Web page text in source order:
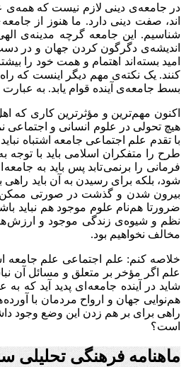
در جامعه‌ی دینی لازم نیست که همه‌ی
اند، صفت دینی دارد. ما هنوز از
شناسیم. این جامعه گرچه مدینه‌ی
اندیشه‌ی دگرگون کردن جهان و در
امید بسته اند اهتمام و همت خود را
کنند. یک نکته‌ی مهم دیگر اینست که
بسط جامعه‌ی آینده قوام یابد. به
اکنون مهم‌ترین و مؤثرترین کاری که
هیچ تحولی در علوم انسانی و اجتماعی
با تقدم علم اجتماعی جامعه اشتباه
طرح را متفکران اسلامی باید با توجه
فرمانی را برنمی تابد پس باید به
شود، بلکه برای رسیدن به آن باید
بیرون شدن و گذشت در صورتی ممکن
ضرورتا هم‌نام علوم موجود هم نباید
نظم و شیوه‌ی زندگی موجود و ارزش های
مخالف نخواهیم بود.
خلاصه کنم: علم اجتماعی علم جامعه
علم اگر مؤخر بر متعلق و مسائل آن
شاید در آینده جامعه ای پدید آید که
هم‌نوایی جهان و ارواح مردمان با
راهی برای بر هم زدن این وضع وجود
است؟
ماهنامه فرهنگی تحلیلی